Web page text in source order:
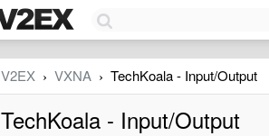
V2EX › VXNA › TechKoala - Input/Output
TechKoala - Input/Output